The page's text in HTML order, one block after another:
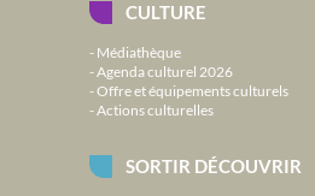
CULTURE
Médiathèque
Agenda culturel 2026
Offre et équipements culturels
Actions culturelles
SORTIR DÉCOUVRIR